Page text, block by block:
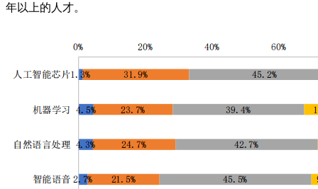
年以上的人才。